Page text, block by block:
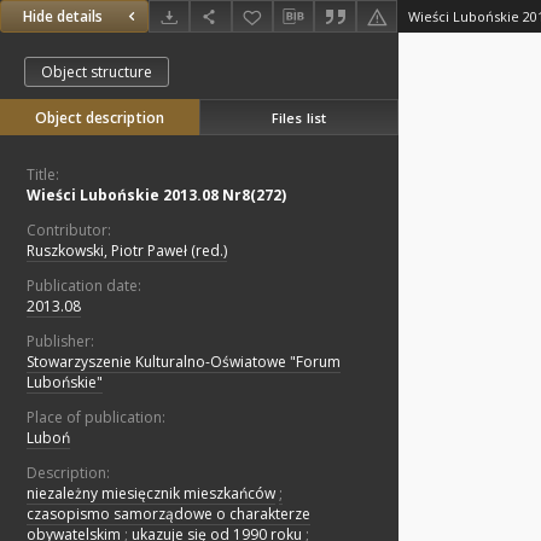
Hide details Wieści Lubońskie
Object structure
Object description Files list
Title:
Wieści Lubońskie 2013.08 Nr8(272)
Contributor:
Ruszkowski, Piotr Paweł (red.)
Publication date:
2013.08
Publisher:
Stowarzyszenie Kulturalno-Oświatowe "Forum
Lubońskie"
Place of publication:
Luboń
Description:
niezależny miesięcznik mieszkańców ;
czasopismo samorządowe o charakterze
obywatelskim ; ukazuje się od 1990 roku ;